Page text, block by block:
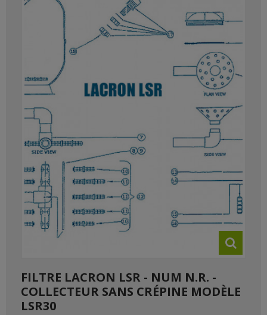
FILTRE LACRON LSR - NUM N.R. -
COLLECTEUR SANS CRÉPINE MODÈLE
LSR30